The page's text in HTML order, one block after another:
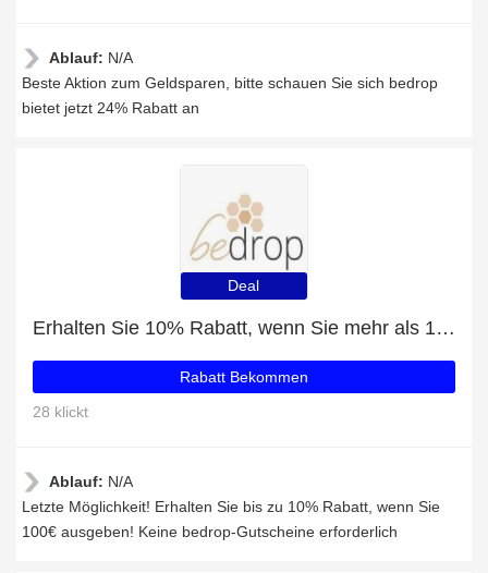
Ablauf: N/A
Beste Aktion zum Geldsparen, bitte schauen Sie sich bedrop
bietet jetzt 24% Rabatt an
Deal
Erhalten Sie 10% Rabatt, wenn Sie mehr als 100€ ausgeben
Rabatt Bekommen
28 klickt
Ablauf: N/A
Letzte Möglichkeit! Erhalten Sie bis zu 10% Rabatt, wenn Sie
100€ ausgeben! Keine bedrop-Gutscheine erforderlich